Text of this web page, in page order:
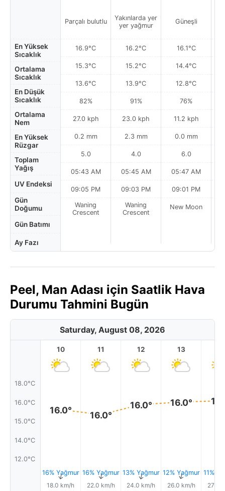
En Yüksek
Sıcaklık
Ortalama
Sıcaklık
En Düşük
Sıcaklık
Ortalama
Nem
En Yüksek
Rüzgar
Toplam
Yağış
UV Endeksi
Gün
Doğumu
Gün Batımı
Ay Fazı
Parçalı bulutlu
16.9°C
15.3°C
13.6°C
82%
27.0 kph
0.2 mm
5.0
05:43 AM
09:05 PM
Waning
Crescent
Yakınlarda yer
yer yağmur
16.2°C
15.2°C
13.9°C
91%
23.0 kph
2.3 mm
4.0
05:45 AM
09:03 PM
Waning
Crescent
Güneşli
16.1°C
14.4°C
12.8°C
76%
11.2 kph
0.0 mm
6.0
05:47 AM
09:01 PM
New Moon
Peel, Man Adası için Saatlik Hava
Durumu Tahmini Bugün
Saturday, August 08, 2026
18.0°C
16.0°C
15.0°C
14.0°C
12.0°C
10
16.0°
16% Yağmur
↑
18.0 km/h
11
16.0°
16% Yağmur
↑
22.0 km/h
12
16.0°
13% Yağmur
↑
24.0 km/h
13
16.0°
12% Yağmur
↑
26.0 km/h
11%
27.0